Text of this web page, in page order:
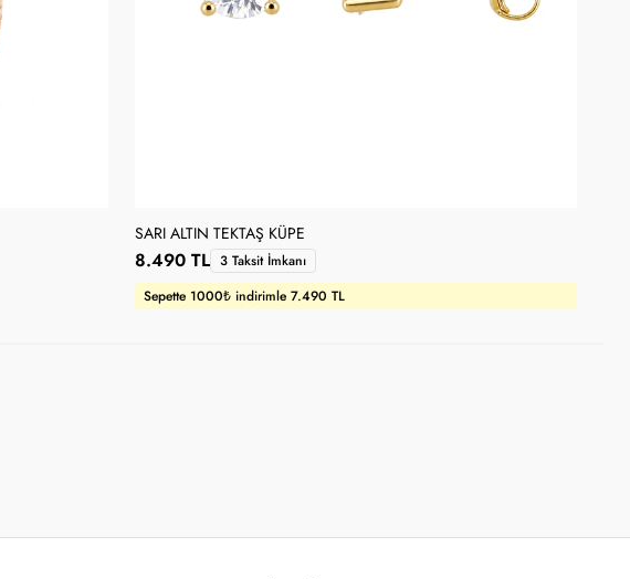
SARI ALTIN TEKTAŞ KÜPE
Sepette 1000₺ indirimle 7.490 TL
8.490 TL 3 Taksit İmkanı